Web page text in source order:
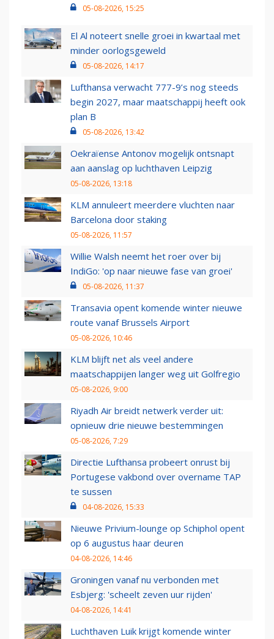
05-08-2026, 15:25
El Al noteert snelle groei in kwartaal met
minder oorlogsgeweld
05-08-2026, 14:17
Lufthansa verwacht 777-9’s nog steeds
begin 2027, maar maatschappij heeft ook
plan B
05-08-2026, 13:42
Oekraïense Antonov mogelijk ontsnapt
aan aanslag op luchthaven Leipzig
05-08-2026, 13:18
KLM annuleert meerdere vluchten naar
Barcelona door staking
05-08-2026, 11:57
Willie Walsh neemt het roer over bij
IndiGo: 'op naar nieuwe fase van groei'
05-08-2026, 11:37
Transavia opent komende winter nieuwe
route vanaf Brussels Airport
05-08-2026, 10:46
KLM blijft net als veel andere
maatschappijen langer weg uit Golfregio
05-08-2026, 9:00
Riyadh Air breidt netwerk verder uit:
opnieuw drie nieuwe bestemmingen
05-08-2026, 7:29
Directie Lufthansa probeert onrust bij
Portugese vakbond over overname TAP
te sussen
04-08-2026, 15:33
Nieuwe Privium-lounge op Schiphol opent
op 6 augustus haar deuren
04-08-2026, 14:46
Groningen vanaf nu verbonden met
Esbjerg: 'scheelt zeven uur rijden'
04-08-2026, 14:41
Luchthaven Luik krijgt komende winter